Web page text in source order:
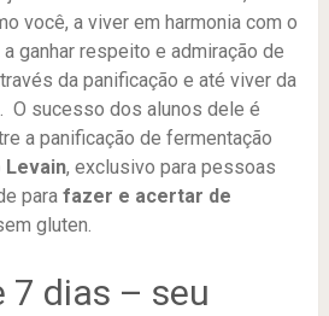
você, a viver em harmonia com o
ganhar respeito e admiração de
da panificação e até viver da
O sucesso dos alunos dele é
a panificação de fermentação
Levain, exclusivo para pessoas
para fazer e acertar de
gluten.
7 dias – seu